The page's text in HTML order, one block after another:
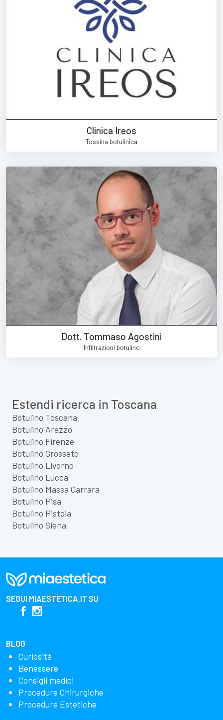
Clinica Ireos
Tossina botulinica
Dott. Tommaso Agostini
Infiltrazioni botulino
Estendi ricerca in Toscana
Botulino Toscana
Botulino Arezzo
Botulino Firenze
Botulino Grosseto
Botulino Livorno
Botulino Lucca
Botulino Massa Carrara
Botulino Pisa
Botulino Pistoia
Botulino Siena
SEGUI MIAESTETICA.IT SU
BLOG
Curiosità
Benessere
Consigli medici
Procedure Chirurgiche
Procedure Estetiche